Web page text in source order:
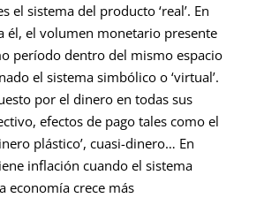
el sistema del producto ‘real’. En
él, el volumen monetario presente
período dentro del mismo espacio
el sistema simbólico o ‘virtual’.
por el dinero en todas sus
efectos de pago tales como el
plástico’, cuasi-dinero… En
inflación cuando el sistema
economía crece más